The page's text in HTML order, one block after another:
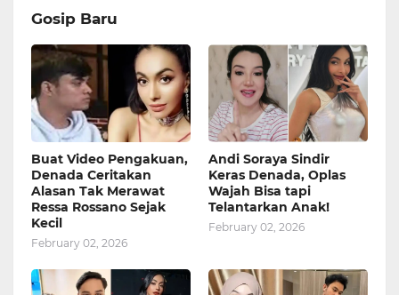
Gosip Baru
Buat Video Pengakuan,
Denada Ceritakan
Alasan Tak Merawat
Ressa Rossano Sejak
Kecil
February 02, 2026
Andi Soraya Sindir
Keras Denada, Oplas
Wajah Bisa tapi
Telantarkan Anak!
February 02, 2026